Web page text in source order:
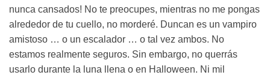
nunca cansados! No te preocupes, mientras no me pongas
alrededor de tu cuello, no morderé. Duncan es un vampiro
amistoso … o un escalador … o tal vez ambos. No
estamos realmente seguros. Sin embargo, no querrás
usarlo durante la luna llena o en Halloween. Ni mil